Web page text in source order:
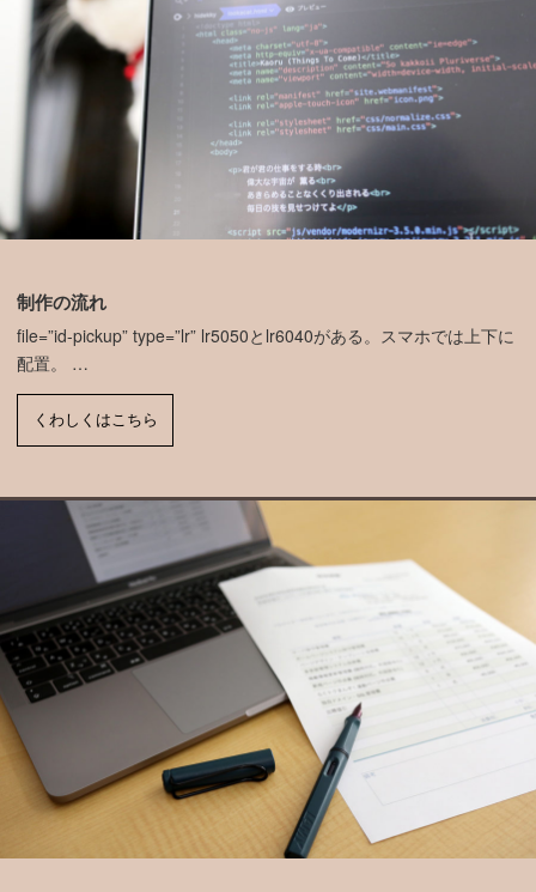
制作の流れ
file=”id-pickup” type=”lr” lr5050とlr6040がある。スマホでは上下に
配置。 …
くわしくはこちら